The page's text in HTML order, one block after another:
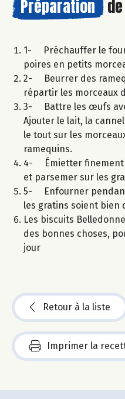
Préparation
1- Préchauffer le four
poires en petits
2- Beurrer des
répartir les morceaux
3- Battre les œufs
Ajouter le lait, la
le tout sur les
ramequins.
4- Émietter finement
et parsemer sur les
5- Enfourner pendant
les gratins soient bien
Les biscuits
des bonnes choses,
jour
Retour à la liste
Imprimer la